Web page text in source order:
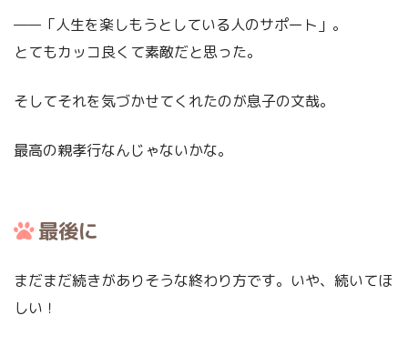
——「人生を楽しもうとしている人のサポート」。
とてもカッコ良くて素敵だと思った。
そしてそれを気づかせてくれたのが息子の文哉。
最高の親孝行なんじゃないかな。
最後に
まだまだ続きがありそうな終わり方です。いや、続いてほ
しい！